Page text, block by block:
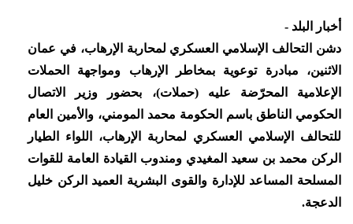
أخبار البلد -
دشن التحالف الإسلامي العسكري لمحاربة الإرهاب، في عمان
الاثنين، مبادرة توعوية بمخاطر الإرهاب ومواجهة الحملات
الإعلامية المحرّضة عليه (حملات)، بحضور وزير الاتصال
الحكومي الناطق باسم الحكومة محمد المومني، والأمين العام
للتحالف الإسلامي العسكري لمحاربة الإرهاب، اللواء الطيار
الركن محمد بن سعيد المغيدي ومندوب القيادة العامة للقوات
المسلحة المساعد للإدارة والقوى البشرية العميد الركن خليل
الدعجة.